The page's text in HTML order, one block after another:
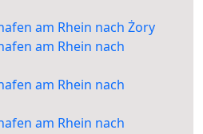
am Rhein nach Żory
am Rhein nach
am Rhein nach
am Rhein nach